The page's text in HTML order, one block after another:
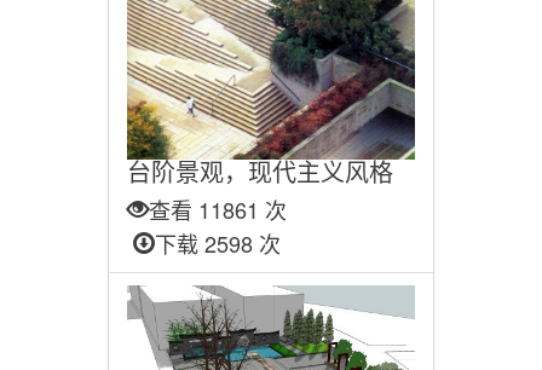
台阶景观，现代主义风格
查看 11861 次
下载 2598 次